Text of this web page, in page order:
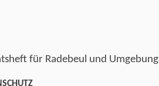
für Radebeul und Umgebung